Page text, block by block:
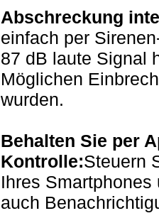
Abschreckung
einfach per
87 dB laute Signal
Möglichen
wurden.
Behalten Sie per
Kontrolle:Steuern
Ihres
auch